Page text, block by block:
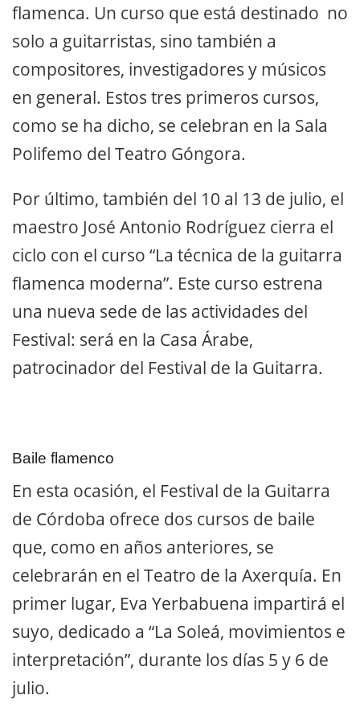
flamenca. Un curso que está destinado no
solo a guitarristas, sino también a
compositores, investigadores y músicos
en general. Estos tres primeros cursos,
como se ha dicho, se celebran en la Sala
Polifemo del Teatro Góngora.
Por último, también del 10 al 13 de julio, el
maestro José Antonio Rodríguez cierra el
ciclo con el curso “La técnica de la guitarra
flamenca moderna”. Este curso estrena
una nueva sede de las actividades del
Festival: será en la Casa Árabe,
patrocinador del Festival de la Guitarra.
Baile flamenco
En esta ocasión, el Festival de la Guitarra
de Córdoba ofrece dos cursos de baile
que, como en años anteriores, se
celebrarán en el Teatro de la Axerquía. En
primer lugar, Eva Yerbabuena impartirá el
suyo, dedicado a “La Soleá, movimientos e
interpretación”, durante los días 5 y 6 de
julio.